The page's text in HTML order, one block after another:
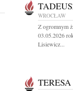
WROCŁAW
Z ogromnym
03.05.2026
Lisiewicz...